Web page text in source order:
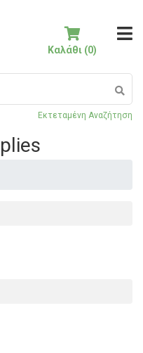
Εκτεταμένη Αναζήτηση
Καλάθι (0)